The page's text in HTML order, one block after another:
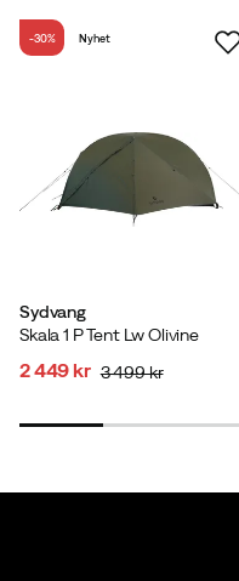
Sydvang
Skala 1 P Tent Lw Olivine
-30% Nyhet
price
2 449 kr
price
3 499 kr